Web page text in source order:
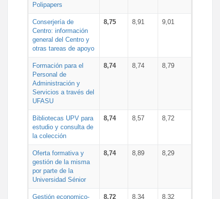
Polipapers
Conserjería de
Centro: información
general del Centro y
otras tareas de apoyo
8,75 8,91 9,01
Formación para el
Personal de
Administración y
Servicios a través del
UFASU
8,74 8,74 8,79
Bibliotecas UPV para
estudio y consulta de
la colección
8,74 8,57 8,72
Oferta formativa y
gestión de la misma
por parte de la
Universidad Sénior
8,74 8,89 8,29
Gestión economico- 8,72 8,34 8,32